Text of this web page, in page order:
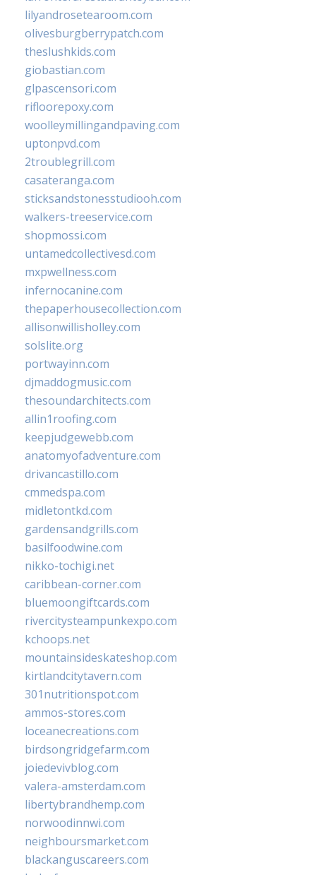
lilyandrosetearoom.com
olivesburgberrypatch.com
theslushkids.com
giobastian.com
glpascensori.com
rifloorepoxy.com
woolleymillingandpaving.com
uptonpvd.com
2troublegrill.com
casateranga.com
sticksandstonesstudiooh.com
walkers-treeservice.com
shopmossi.com
untamedcollectivesd.com
mxpwellness.com
infernocanine.com
thepaperhousecollection.com
allisonwillisholley.com
solslite.org
portwayinn.com
djmaddogmusic.com
thesoundarchitects.com
allin1roofing.com
keepjudgewebb.com
anatomyofadventure.com
drivancastillo.com
cmmedspa.com
midletontkd.com
gardensandgrills.com
basilfoodwine.com
nikko-tochigi.net
caribbean-corner.com
bluemoongiftcards.com
rivercitysteampunkexpo.com
kchoops.net
mountainsideskateshop.com
kirtlandcitytavern.com
301nutritionspot.com
ammos-stores.com
loceanecreations.com
birdsongridgefarm.com
joiedevivblog.com
valera-amsterdam.com
libertybrandhemp.com
norwoodinnwi.com
neighboursmarket.com
blackanguscareers.com